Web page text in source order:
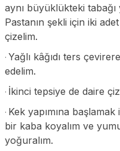
aynı büyüklükteki tabağı
Pastanın şekli için iki
çizelim.
· Yağlı kâğıdı ters
edelim.
· İkinci tepsiye de daire
· Kek yapımına
bir kaba koyalım ve
yoğuralım.